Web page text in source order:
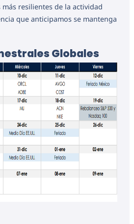
resilientes de la actividad
que anticipamos se mantenga
Globales